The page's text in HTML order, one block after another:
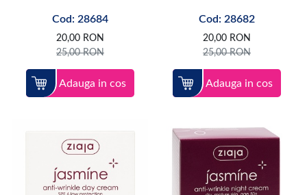
Cod: 28684
20,00 RON
25,00RON
Adauga in cos
Cod: 28682
20,00 RON
25,00RON
Adauga in cos